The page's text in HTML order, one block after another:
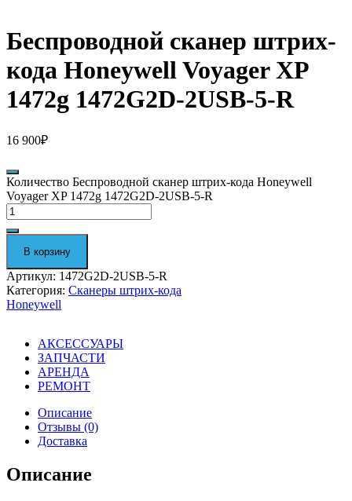
Беспроводной сканер штрих-
кода Honeywell Voyager XP
1472g 1472G2D-2USB-5-R
16 900₽
Количество Беспроводной сканер штрих-кода Honeywell
Voyager XP 1472g 1472G2D-2USB-5-R
В корзину
Артикул: 1472G2D-2USB-5-R
Категория: Сканеры штрих-кода
Honeywell
АКСЕССУАРЫ
ЗАПЧАСТИ
АРЕНДА
РЕМОНТ
Описание
Отзывы (0)
Доставка
Описание